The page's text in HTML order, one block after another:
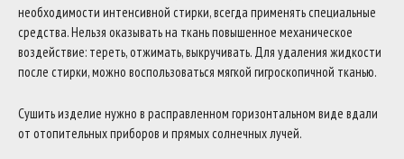
необходимости интенсивной стирки, всегда применять специальные
средства. Нельзя оказывать на ткань повышенное механическое
воздействие: тереть, отжимать, выкручивать. Для удаления жидкости
после стирки, можно воспользоваться мягкой гигроскопичной тканью.
Сушить изделие нужно в расправленном горизонтальном виде вдали
от отопительных приборов и прямых солнечных лучей.